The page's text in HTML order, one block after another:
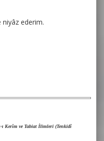
ederim.
ı Kerîm ve Tabiat İlimleri (Tenkidî